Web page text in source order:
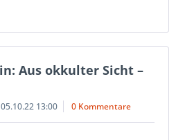
Aus okkulter Sicht –
05.10.22 13:00 0 Kommentare